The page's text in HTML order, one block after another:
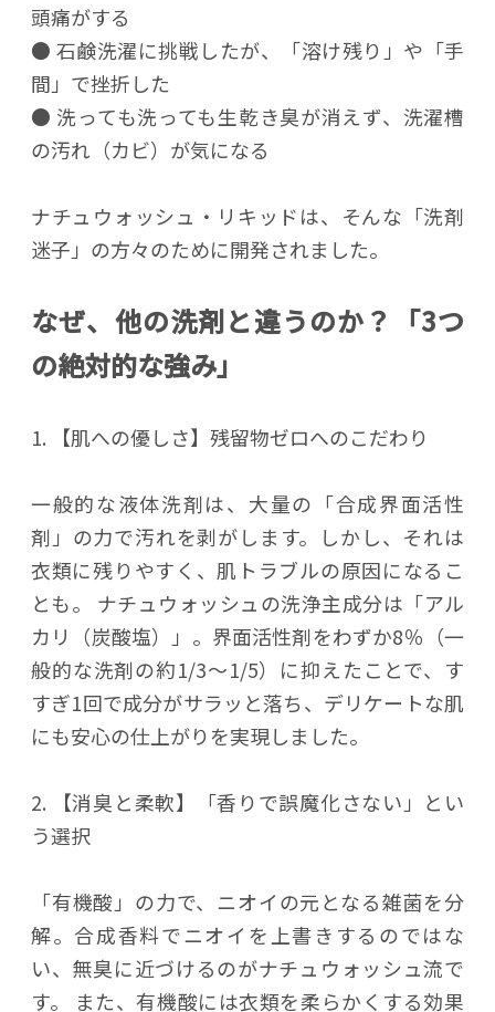
頭痛がする
● 石鹸洗濯に挑戦したが、「溶け残り」や「手
間」で挫折した
● 洗っても洗っても生乾き臭が消えず、洗濯槽
の汚れ（カビ）が気になる
ナチュウォッシュ・リキッドは、そんな「洗剤
迷子」の方々のために開発されました。
なぜ、他の洗剤と違うのか？「3つ
の絶対的な強み」
1. 【肌への優しさ】残留物ゼロへのこだわり
一般的な液体洗剤は、大量の「合成界面活性
剤」の力で汚れを剥がします。しかし、それは
衣類に残りやすく、肌トラブルの原因になるこ
とも。 ナチュウォッシュの洗浄主成分は「アル
カリ（炭酸塩）」。界面活性剤をわずか8％（一
般的な洗剤の約1/3〜1/5）に抑えたことで、す
すぎ1回で成分がサラッと落ち、デリケートな肌
にも安心の仕上がりを実現しました。
2. 【消臭と柔軟】「香りで誤魔化さない」とい
う選択
「有機酸」の力で、ニオイの元となる雑菌を分
解。合成香料でニオイを上書きするのではな
い、無臭に近づけるのがナチュウォッシュ流で
す。 また、有機酸には衣類を柔らかくする効果